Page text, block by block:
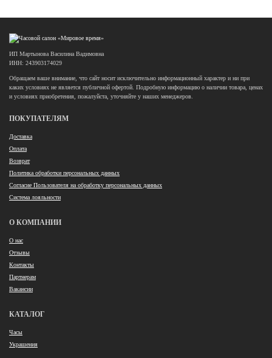
ИП Мартынова Василина Вадимовна
ИНН: 243903174029
Обращаем ваше внимание, что сайт носит исключительно информационный характер и ни при
каких условиях не является публичной офертой. Подробную информацию о наличии товара, ценах
и условиях приобретения, пожалуйста, уточняйте у наших менеджеров.
ПОКУПАТЕЛЯМ
Доставка
Оплата
Возврат
Политика обработки персональных данных
Согласие Пользователя на обработку персональных данных
Система лояльности
О КОМПАНИИ
О нас
Отзывы
Контакты
Партнерам
Вакансии
КАТАЛОГ
Часы
Украшения